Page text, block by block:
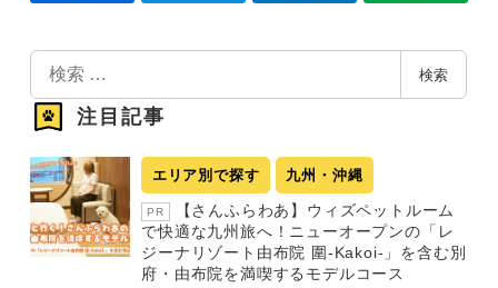
索
検索
注目記事
エリア別で探す 九州・沖縄
PR
【さんふらわあ】ウィズペットルーム
で快適な九州旅へ！ニューオープンの「レ
ジーナリゾート由布院 圍-Kakoi-」を含む別
府・由布院を満喫するモデルコース